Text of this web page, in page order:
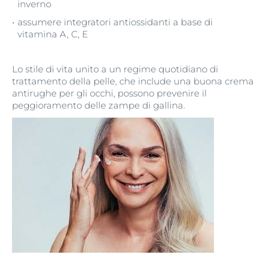
inverno
assumere integratori antiossidanti a base di
vitamina A, C, E
Lo stile di vita unito a un regime quotidiano di
trattamento della pelle, che include una buona crema
antirughe per gli occhi, possono prevenire il
peggioramento delle zampe di gallina.